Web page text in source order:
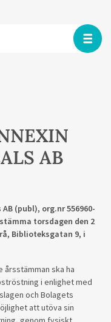
AB
(publ), org.nr 556960-
torsdagen den 2
Biblioteksgatan 9, i
ska ha
i enlighet med
och Bolagets
att utöva sin